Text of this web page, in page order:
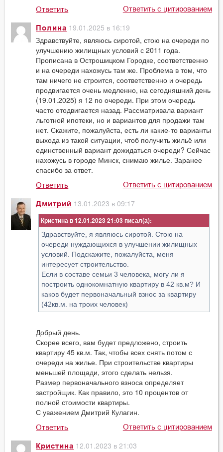
Ответить Ответить с цитированием
Полина 19.01.2025 в 16:19
Здравствуйте, являюсь сиротой, стою на очереди по
улучшению жилищных условий с 2011 года.
Прописана в Острошицком Городке, соответственно
и на очереди нахожусь там же. Проблема в том, что
там ничего не строится, соответственно и очередь
продвигается очень медленно, на сегодняшний день
(19.01.2025) я 12 по очереди. При этом очередь
часто отодвигается назад. Рассматривала вариант
льготной ипотеки, но и вариантов для продажи там
нет. Скажите, пожалуйста, есть ли какие-то варианты
выхода из такой ситуации, чтоб получить жильё или
единственный вариант дожидаться очереди? Сейчас
нахожусь в городе Минск, снимаю жилье. Заранее
спасибо за ответ.
Ответить Ответить с цитированием
Дмитрий 13.01.2023 в 09:17
Кристина в 12.01.2023 21:03
Здравствуйте, я являюсь сиротой. Cтою на
очереди нуждающихся в улучшении жилищных
условий. Подскажите, пожалуйста, меня
интересует строительство.
Если в составе семьи 3 человека, могу ли я
построить однокомнатную квартиру в 42 кв.м? И
каков будет первоначальный взнос за квартиру
(42кв.м. на троих человек)
Добрый день.
Скорее всего, вам будет предложено, строить
квартиру 45 кв.м. Так, чтобы всех снять потом с
очереди на жилье. При строительстве квартиры
меньшей площади, этого сделать нельзя.
Размер первоначального взноса определяет
застройщик. Как правило, это 10 процентов от
полной стоимости квартиры.
С уважением Дмитрий Кулагин.
Ответить Ответить с цитированием
Кристина 12.01.2023 в 21:03